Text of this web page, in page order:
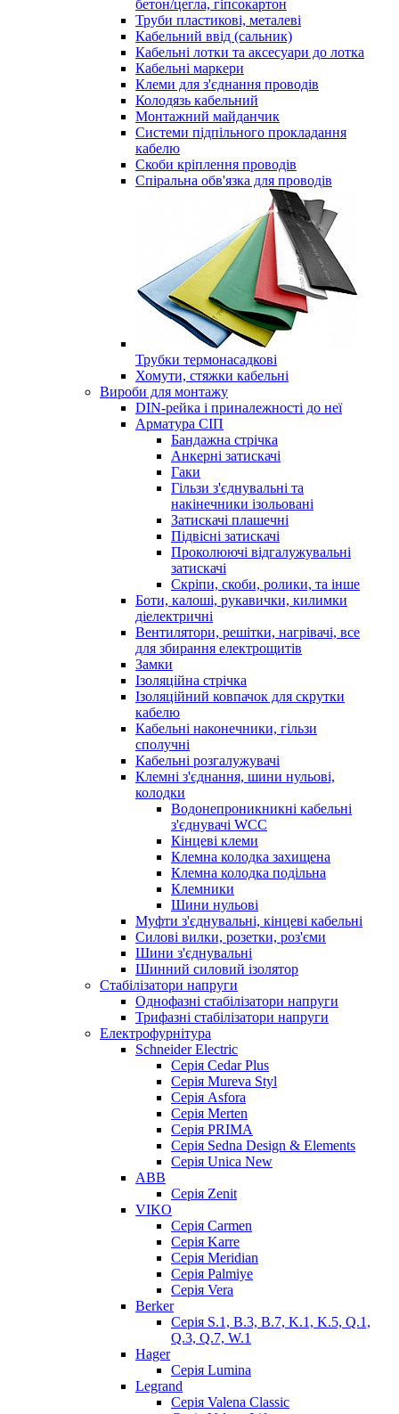
бетон/цегла, гіпсокартон
Труби пластикові, металеві
Кабельний ввід (сальник)
Кабельні лотки та аксесуари до лотка
Кабельні маркери
Клеми для з'єднання проводів
Колодязь кабельний
Монтажний майданчик
Системи підпільного прокладання
кабелю
Скоби кріплення проводів
Спіральна обв'язка для проводів
Трубки термонасадкові
Хомути, стяжки кабельні
Вироби для монтажу
DIN-рейка і приналежності до неї
Арматура СІП
Бандажна стрічка
Анкерні затискачі
Гаки
Гільзи з'єднувальні та
накінечники ізольовані
Затискачі плашечні
Підвісні затискачі
Проколюючі відгалужувальні
затискачі
Скріпи, скоби, ролики, та інше
Боти, калоші, рукавички, килимки
діелектричні
Вентилятори, решітки, нагрівачі, все
для збирання електрощитів
Замки
Ізоляційна стрічка
Ізоляційний ковпачок для скрутки
кабелю
Кабельні наконечники, гільзи
сполучні
Кабельні розгалужувачі
Клемні з'єднання, шини нульові,
колодки
Водонепроникникнi кабельнi
з'єднувачi WCC
Кінцеві клеми
Клемна колодка захищена
Клемна колодка подільна
Клемники
Шини нульові
Муфти з'єднувальні, кінцеві кабельні
Силові вилки, розетки, роз'єми
Шини з'єднувальні
Шинний силовий ізолятор
Стабілізатори напруги
Однофазні стабілізатори напруги
Трифазні стабілізатори напруги
Електрофурнітура
Schneider Electric
Серія Cedar Plus
Серія Mureva Styl
Серія Asfora
Серія Merten
Серія PRIMA
Серія Sedna Design & Elements
Серія Unica New
ABB
Серія Zenit
VIKO
Серія Сarmen
Серія Karre
Серія Meridian
Серія Palmiye
Серія Vera
Berker
Серія S.1, B.3, B.7, K.1, K.5, Q.1,
Q.3, Q.7, W.1
Hager
Серія Lumina
Legrand
Серія Valena Classic